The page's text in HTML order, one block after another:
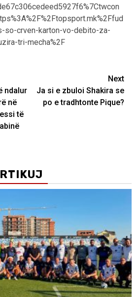
so-crven-karton-vo-debito-za-
tri-mecha%2F
ndalur
në
të
Next
Ja si e zbuloi Shakira se
po e tradhtonte Pique?